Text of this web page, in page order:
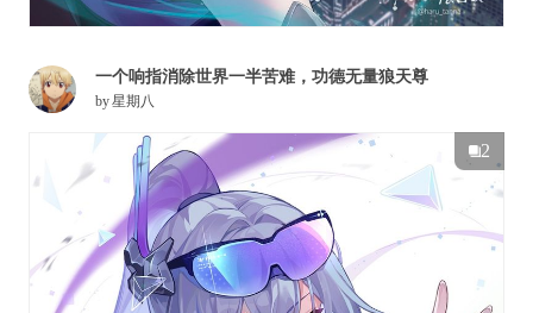
一个响指消除世界一半苦难，功德无量狼天尊
by星期八
2